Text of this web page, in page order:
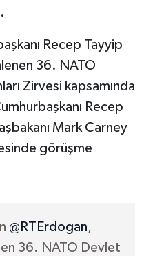
Recep Tayyip
36. NATO
Zirvesi kapsamında
Recep
Mark Carney
görüşme
@RTErdogan,
36. NATO Devlet